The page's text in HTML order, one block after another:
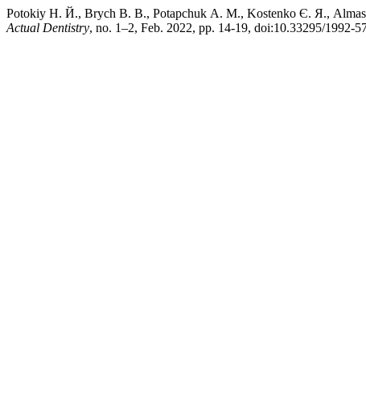
Potokiy Н. Й., Brych В. В., Potapchuk А. М., Kostenko Є. Я.,
Actual Dentistry, no. 1–2, Feb. 2022, pp. 14-19, doi:10.33295/1992-